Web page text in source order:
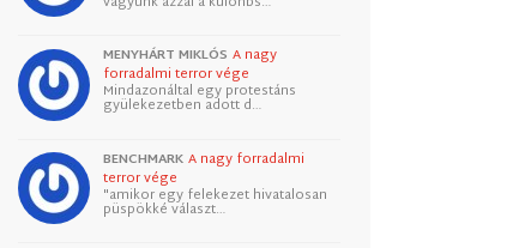
MENYHÁRT MIKLÓS A nagy
forradalmi terror vége
Mindazonáltal egy protestáns
gyülekezetben adott d…
BENCHMARK A nagy forradalmi
terror vége
"amikor egy felekezet hivatalosan
püspökké választ…